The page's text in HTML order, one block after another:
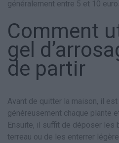
généralement entre 5 et 10
Comment
gel
de partir
Avant de quitter la maison, il
généreusement chaque plante
Ensuite, il suffit de déposer les
terreau ou de les enterrer